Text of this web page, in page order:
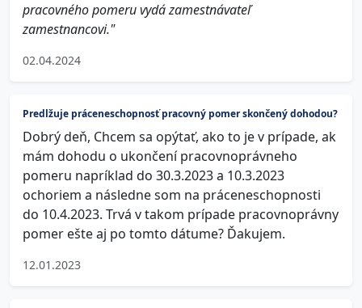
pracovného pomeru vydá zamestnávateľ
zamestnancovi."
02.04.2024
Predlžuje práceneschopnosť pracovný pomer skončený dohodou?
Dobrý deň, Chcem sa opýtať, ako to je v prípade, ak
mám dohodu o ukončení pracovnoprávneho
pomeru napríklad do 30.3.2023 a 10.3.2023
ochoriem a následne som na práceneschopnosti
do 10.4.2023. Trvá v takom prípade pracovnoprávny
pomer ešte aj po tomto dátume? Ďakujem.
12.01.2023